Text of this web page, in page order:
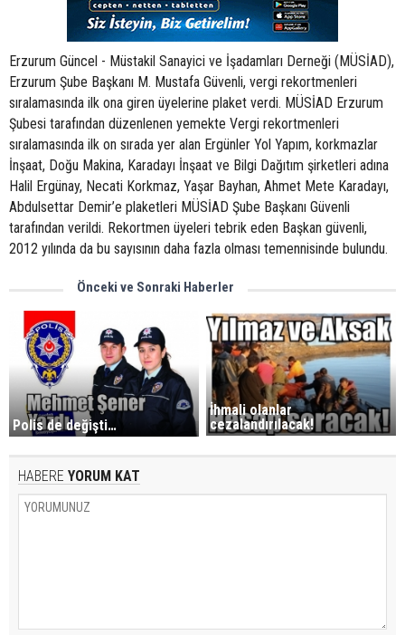
Erzurum Güncel - Müstakil Sanayici ve İşadamları Derneği (MÜSİAD),
Erzurum Şube Başkanı M. Mustafa Güvenli, vergi rekortmenleri
sıralamasında ilk ona giren üyelerine plaket verdi. MÜSİAD Erzurum
Şubesi tarafından düzenlenen yemekte Vergi rekortmenleri
sıralamasında ilk on sırada yer alan Ergünler Yol Yapım, korkmazlar
İnşaat, Doğu Makina, Karadayı İnşaat ve Bilgi Dağıtım şirketleri adına
Halil Ergünay, Necati Korkmaz, Yaşar Bayhan, Ahmet Mete Karadayı,
Abdulsettar Demir’e plaketleri MÜSİAD Şube Başkanı Güvenli
tarafından verildi. Rekortmen üyeleri tebrik eden Başkan güvenli,
2012 yılında da bu sayısının daha fazla olması temennisinde bulundu.
Önceki ve Sonraki Haberler
Polis de değişti…
İhmali olanlar
cezalandırılacak!
HABERE YORUM KAT